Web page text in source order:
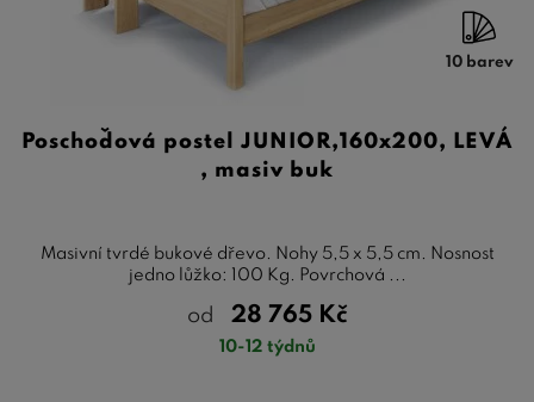
10 barev
Poschoďová postel JUNIOR,160x200, LEVÁ
, masiv buk
Masivní tvrdé bukové dřevo. Nohy 5,5 x 5,5 cm. Nosnost
jedno lůžko: 100 Kg. Povrchová ...
od 28 765 Kč
10-12 týdnů